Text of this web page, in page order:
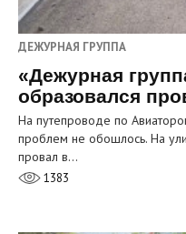
ДЕЖУРНАЯ ГРУППА
«Дежурная
образовался
На путепроводе по
проблем не обошлось. На
провал в…
1383